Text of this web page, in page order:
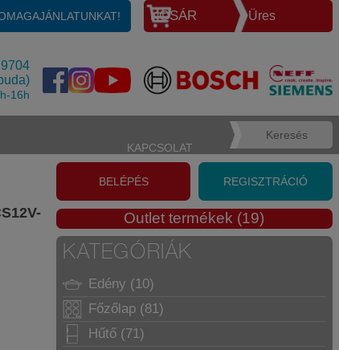
KOSÁR Üres
16h
KAPCSOLAT
BELÉPÉS REGISZTRÁCIÓ
Outlet termékek (19)
KATEGÓRIÁK
Edény (10)
Főzőlap (81)
Hűtő (71)